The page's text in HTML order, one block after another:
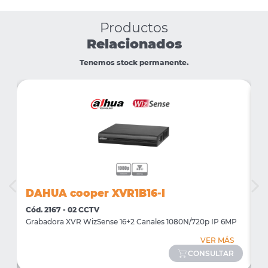
Productos
Relacionados
Tenemos stock permanente.
DAHUA cooper XVR1B16-I
Cód. 2167 - 02 CCTV
Grabadora XVR WizSense 16+2 Canales 1080N/720p IP 6MP
VER MÁS
CONSULTAR